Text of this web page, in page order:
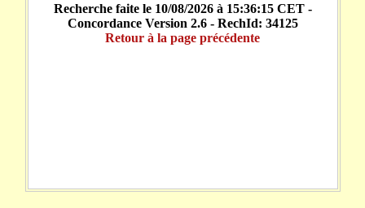
Recherche faite le 10/08/2026 à 15:36:15 CET -
Concordance Version 2.6 - RechId: 34125
Retour à la page précédente